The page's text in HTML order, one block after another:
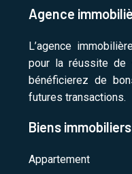
Agence
L’agence
pour la réussite de
bénéficierez de
futures transactions.
Biens immobiliers
Appartement